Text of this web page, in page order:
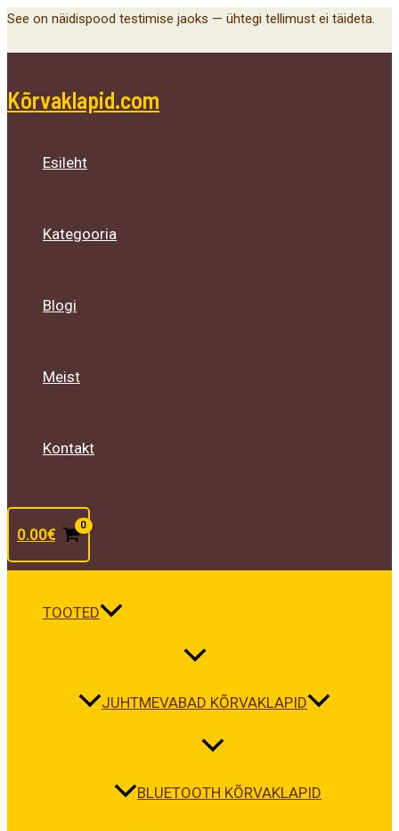
Skip
See on näidispood testimise jaoks — ühtegi tellimust ei täideta.
Kõrvaklapid.com
Esileht
Kategooria
Blogi
Meist
Kontakt
0.00€
TOOTED
Menu
Toggle
JUHTMEVABAD KÕRVAKLAPID
Menu
Toggle
BLUETOOTH KÕRVAKLAPID
Menu
Toggle
Main
Menu